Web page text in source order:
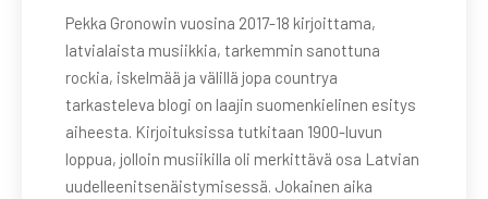
Pekka Gronowin vuosina 2017-18 kirjoittama,
latvialaista musiikkia, tarkemmin sanottuna
rockia, iskelmää ja välillä jopa countrya
tarkasteleva blogi on laajin suomenkielinen esitys
aiheesta. Kirjoituksissa tutkitaan 1900-luvun
loppua, jolloin musiikilla oli merkittävä osa Latvian
uudelleenitsenäistymisessä. Jokainen aika